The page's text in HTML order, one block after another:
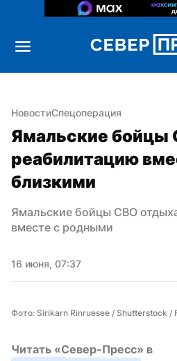
НовостиСпецоперация
Ямальские бойцы
реабилитацию
близкими
Ямальские бойцы СВО
вместе с родными
16 июня, 07:37
Фото: Sirikarn Rinruesee / Shutterstock /
Читать «Север-Пресс» в